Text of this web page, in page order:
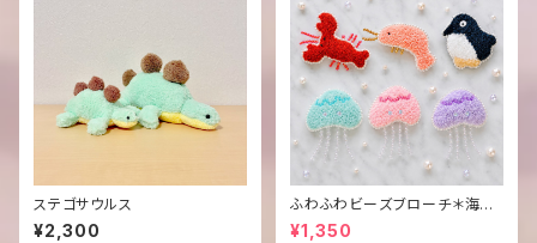
ステゴサウルス
¥2,300
ふわふわビーズブローチ＊海の
生き物＊
¥1,350